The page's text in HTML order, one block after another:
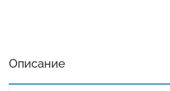
Описание